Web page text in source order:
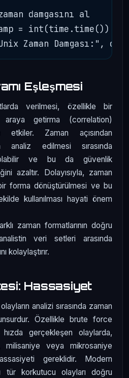
damgasını al
= int(time.time())
Eşleşmesi
verilmesi, özellikle bir
getirma (correlation)
etkiler. Zaman açısından
analiz edilmesi sırasında
ve bu da güvenlik
azaltır. Dolayısıyla, zaman
forma dönüştürülmesi ve bu
kullanılması hayati önem
zaman formatlarının doğru
veri setleri arasında
kolaylaştırır.
Hassasiyet
analizi sırasında zaman
Özellikle brute force
hızda gerçekleşen olaylarda,
milisaniye veya mikrosaniye
gereklidir. Modern
tür korkutucu olayları doğru